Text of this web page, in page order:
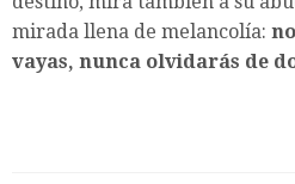
mirada llena de melancolía:
vayas, nunca olvidarás de